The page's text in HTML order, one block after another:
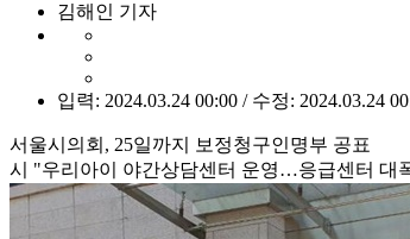
김해인 기자
입력: 2024.03.24 00:00 / 수정: 2024.03.24
서울시의회, 25일까지 보정청구인명부 공표
시 "우리아이 야간상담센터 운영…응급센터 대